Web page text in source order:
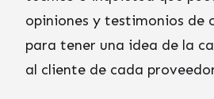
opiniones y testimonios de
para tener una idea de la
al cliente de cada